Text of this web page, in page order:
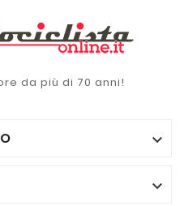
da più di 70 anni!

